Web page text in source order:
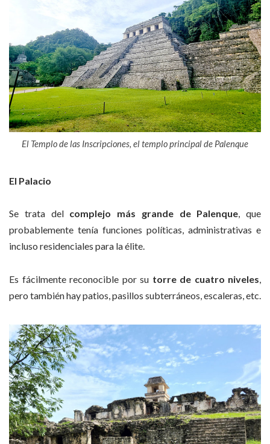
El Templo de las Inscripciones, el templo principal de Palenque
El Palacio
Se trata del complejo más grande de Palenque, que
probablemente tenía funciones políticas, administrativas e
incluso residenciales para la élite.
Es fácilmente reconocible por su torre de cuatro niveles
pero también hay patios, pasillos subterráneos, escaleras, etc.